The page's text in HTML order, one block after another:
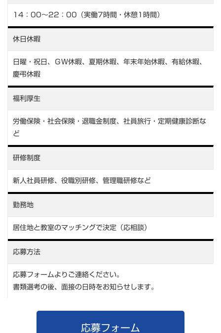
14：00～22：00（実働7時間・休憩1時間）
休日休暇
日曜・祝日、ＧＷ休暇、夏期休暇、年末年始休暇、有給休暇、
慶弔休暇
福利厚生
労働保険・社会保険・退職金制度、社員旅行・定期健康診断な
ど
研修制度
新人社員研修、役職別研修、管理職研修など
勤務地
居住地と教室のマッチングで決定（応相談）
応募方法
応募フォームよりご連絡ください。
書類選考の後、面接の日時をお知らせします。
応募フォーム